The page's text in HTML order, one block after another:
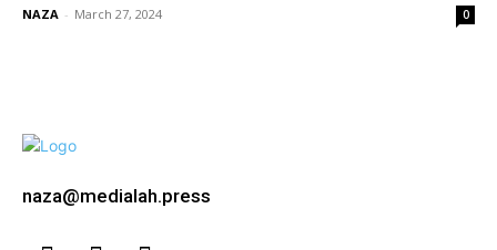
NAZA - March 27, 2024 0
naza@medialah.press